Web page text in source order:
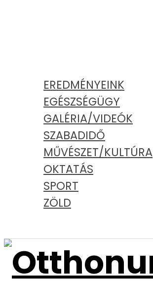
EREDMÉNYEINK
EGÉSZSÉGÜGY
GALÉRIA/VIDEÓK
SZABADIDŐ
MŰVÉSZET/KULTÚRA
OKTATÁS
SPORT
ZÖLD